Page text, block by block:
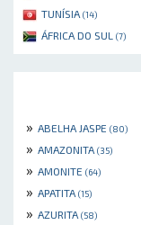
TUNÍSIA (14)
ÁFRICA DO SUL (7)
» ABELHA JASPE (80)
» AMAZONITA (35)
» AMONITE (64)
» APATITA (15)
» AZURITA (58)